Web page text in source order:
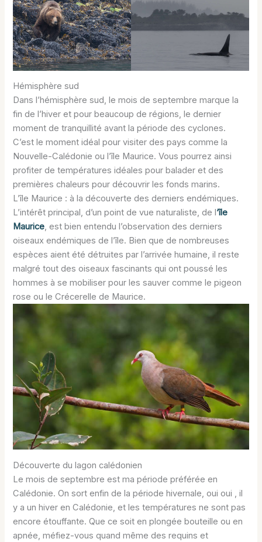
Hémisphère sud
Dans l’hémisphère sud, le mois de septembre marque la
fin de l’hiver et pour beaucoup de régions, le dernier
moment de tranquillité avant la période des cyclones.
C’est le moment idéal pour visiter des pays comme la
Nouvelle-Calédonie ou l’île Maurice. Vous pourrez ainsi
profiter de températures idéales pour balader et des
premières chaleurs pour découvrir les fonds marins.
L’île Maurice : à la découverte des derniers endémiques.
L’intérêt principal, d’un point de vue naturaliste, de l ‘île
Maurice, est bien entendu l’observation des derniers
oiseaux endémiques de l’île. Bien que de nombreuses
espèces aient été détruites par l’arrivée humaine, il reste
malgré tout des oiseaux fascinants qui ont poussé les
hommes à se mobiliser pour les sauver comme le pigeon
rose ou le Crécerelle de Maurice.
Découverte du lagon calédonien
Le mois de septembre est ma période préférée en
Calédonie. On sort enfin de la période hivernale, oui oui , il
y a un hiver en Calédonie, et les températures ne sont pas
encore étouffante. Que ce soit en plongée bouteille ou en
apnée, méfiez-vous quand même des requins et